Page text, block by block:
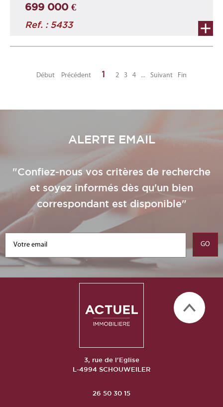
699 000 €
Ref. : 5433
Début Précédent 1 2 3 4 ... Suivant Fin
ALERTE EMAIL
"Confiez-nous vos critères de recherche
et soyez informés dès qu'un bien
correspondant est disponible"
3, rue de l'Eglise
L-4994 SCHOUWEILER
26 50 30 15